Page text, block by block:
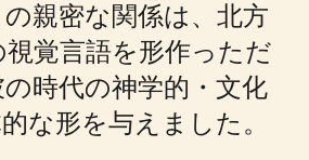
親密な関係は、北方
覚言語を形作っただ
時代の神学的・文化
な形を与えました。